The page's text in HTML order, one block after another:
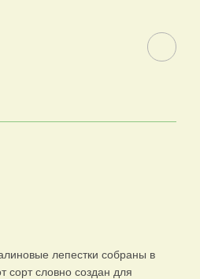
лепестки собраны в
словно создан для